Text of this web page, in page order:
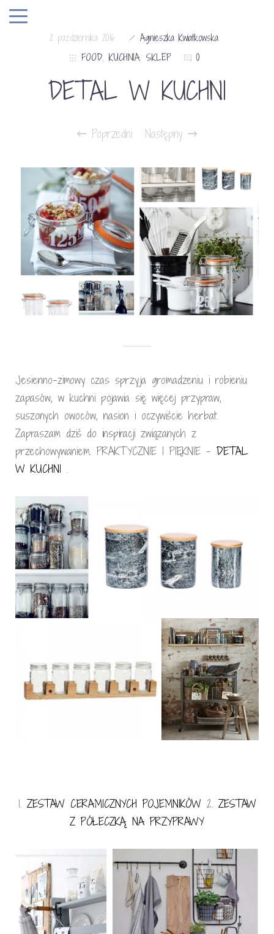
2 października 2016
Agnieszka Kwiatkowska
FOOD, KUCHNIA, SKLEP 0
DETAL W KUCHNI
Poprzedni Następny
Jesienno-zimowy czas sprzyja gromadzeniu i robieniu
zapasów, w kuchni pojawia się więcej przypraw,
suszonych owoców, nasion i oczywiście herbat.
Zapraszam dziś do inspiracji związanych z
przechowywaniem. PRAKTYCZNIE I PIĘKNIE – DETAL
W KUCHNI .
1. ZESTAW CERAMICZNYCH POJEMNIKÓW 2. ZESTAW
Z PÓŁECZKĄ NA PRZYPRAWY